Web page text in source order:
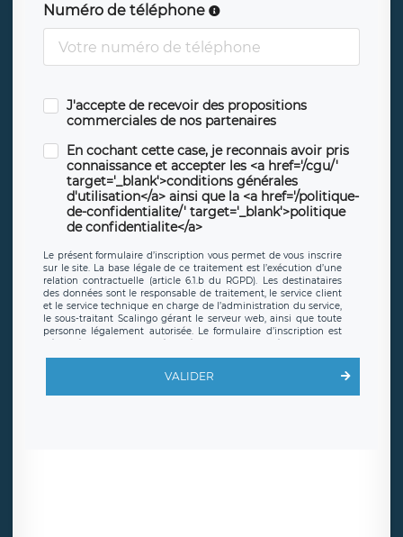
Numéro de téléphone
J'accepte de recevoir des propositions
commerciales de nos partenaires
En cochant cette case, je reconnais avoir pris
connaissance et accepter les <a href='/cgu/'
target='_blank'>conditions générales
d'utilisation</a> ainsi que la <a href='/politique-
de-confidentialite/' target='_blank'>politique
de confidentialite</a>
Le présent formulaire d’inscription vous permet de vous inscrire
sur le site. La base légale de ce traitement est l’exécution d’une
relation contractuelle (article 6.1.b du RGPD). Les destinataires
des données sont le responsable de traitement, le service client
et le service technique en charge de l’administration du service,
le sous-traitant Scalingo gérant le serveur web, ainsi que toute
personne légalement autorisée. Le formulaire d’inscription est
offrant desclauses de protection conformes au RGPD. Les
en sollicite la suppression, étant entendu que vous pouvez
demander la suppression de vos données et retirer votre
VALIDER